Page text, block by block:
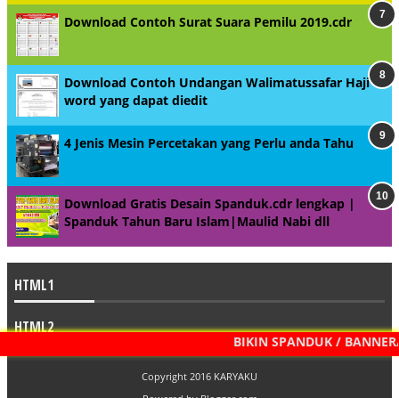
Download Contoh Surat Suara Pemilu 2019.cdr
Download Contoh Undangan Walimatussafar Haji
word yang dapat diedit
4 Jenis Mesin Percetakan yang Perlu anda Tahu
Download Gratis Desain Spanduk.cdr lengkap |
Spanduk Tahun Baru Islam|Maulid Nabi dll
HTML1
BIKIN SPANDUK / BANNER/
HTML2
Copyright 2016 KARYAKU